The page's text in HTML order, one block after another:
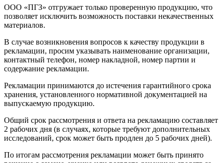
ООО «ПГЗ» отгружает только проверенную продукцию, что
позволяет исключить возможность поставки некачественных
материалов.
В случае возникновения вопросов к качеству продукции в
рекламации, просим указывать наименование организации,
контактный телефон, номер накладной, номер партии и
содержание рекламации.
Рекламации принимаются до истечения гарантийного срока
хранения, установленного нормативной документацией на
выпускаемую продукцию.
Общий срок рассмотрения и ответа на рекламацию составляет
2 рабочих дня (в случаях, которые требуют дополнительных
исследований, срок может быть продлен до 5 рабочих дней).
По итогам рассмотрения рекламации может быть принято